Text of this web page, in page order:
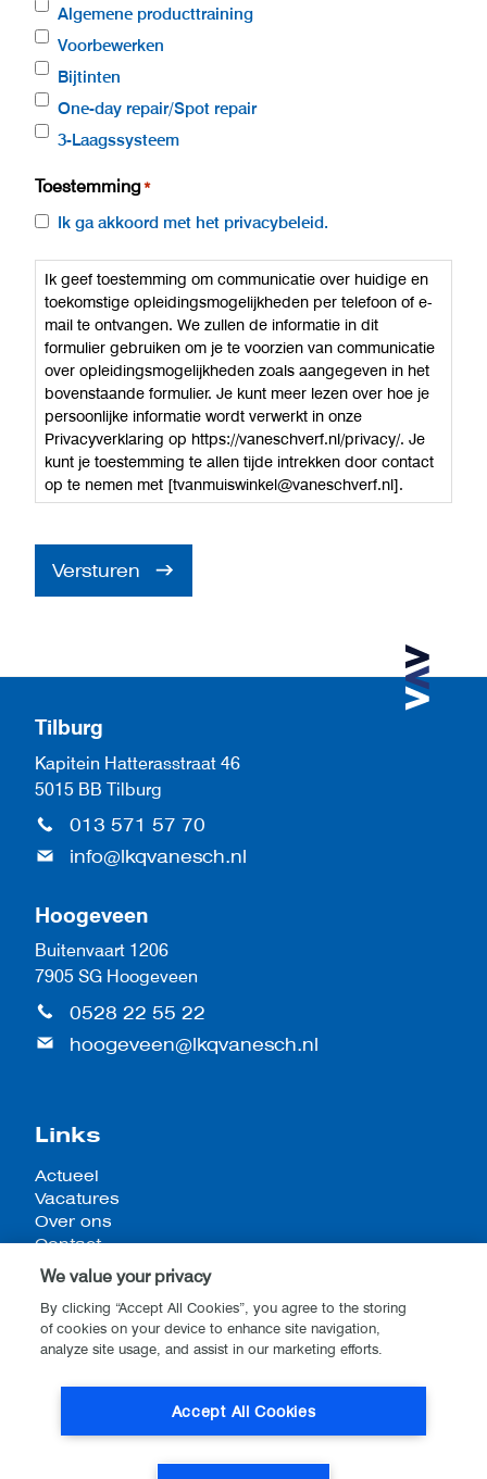
Algemene producttraining
Voorbewerken
Bijtinten
One-day repair/Spot repair
3-Laagssysteem
Toestemming*
Ik ga akkoord met het privacybeleid.
Ik geef toestemming om communicatie over huidige en
toekomstige opleidingsmogelijkheden per telefoon of e-
mail te ontvangen. We zullen de informatie in dit
formulier gebruiken om je te voorzien van communicatie
over opleidingsmogelijkheden zoals aangegeven in het
bovenstaande formulier. Je kunt meer lezen over hoe je
persoonlijke informatie wordt verwerkt in onze
Privacyverklaring op https://vaneschverf.nl/privacy/. Je
kunt je toestemming te allen tijde intrekken door contact
op te nemen met [tvanmuiswinkel@vaneschverf.nl].
Versturen
Tilburg
Kapitein Hatterasstraat 46
5015 BB Tilburg
013 571 57 70
info@lkqvanesch.nl
Hoogeveen
Buitenvaart 1206
7905 SG Hoogeveen
0528 22 55 22
hoogeveen@lkqvanesch.nl
Links
Actueel
Vacatures
Over ons
Contact
Algemene voorwaarden
We value your privacy
By clicking “Accept All Cookies”, you agree to the storing
of cookies on your device to enhance site navigation,
analyze site usage, and assist in our marketing efforts.
Accept All Cookies